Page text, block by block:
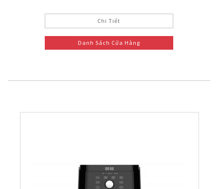
Chi Tiết
Danh Sách Cửa Hàng